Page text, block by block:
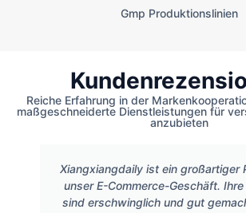
Gmp Produktionslinien
Reiche Erfahrung in der
maßgeschneiderte Dienstleistungen für
anzubieten
Xiangxiangdaily ist ein großartiger
unser E-Commerce-Geschäft.
sind erschwinglich und gut